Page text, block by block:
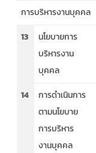
การบริหารงานบุคคล
13
นโยบายการ
บริหารงาน
บุคคล
14
การดำเนินการ
ตามนโยบาย
การบริหาร
งานบุคคล